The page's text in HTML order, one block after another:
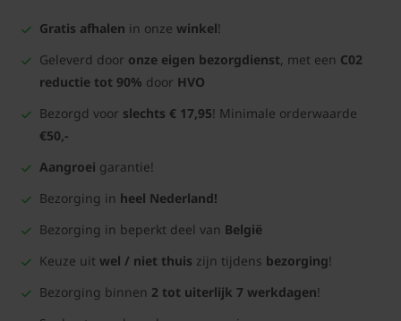
Gratis afhalen in onze winkel!
Geleverd door onze eigen bezorgdienst, met een C02
reductie tot 90% door HVO
Bezorgd voor slechts € 17,95! Minimale orderwaarde
€50,-
Aangroei garantie!
Bezorging in heel Nederland!
Bezorging in beperkt deel van België
Keuze uit wel / niet thuis zijn tijdens bezorging!
Bezorging binnen 2 tot uiterlijk 7 werkdagen!